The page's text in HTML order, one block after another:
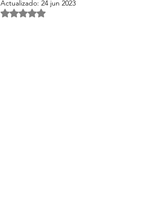
Actualizado: 24 jun 2023
Obtuvo NaN de 5 estrellas.